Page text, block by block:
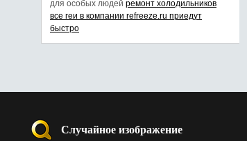
для особых людей ремонт холодильников
все геи в компании refreeze.ru приедут
быстро
Случайное изображение